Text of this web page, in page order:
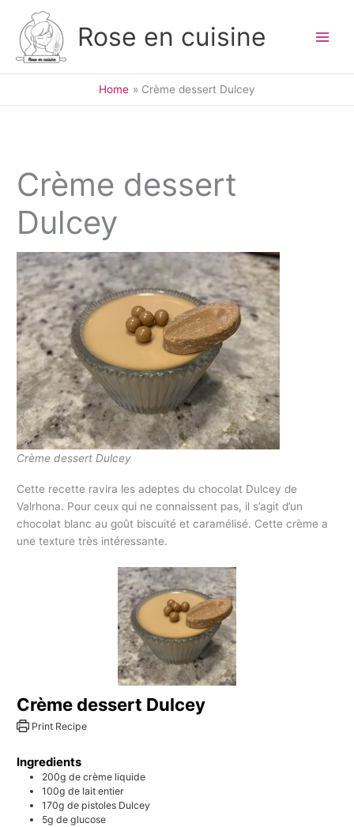
content
Rose en cuisine
Home Crème dessert Dulcey
Crème dessert
Dulcey
Crème dessert Dulcey
Cette recette ravira les adeptes du chocolat Dulcey de
Valrhona. Pour ceux qui ne connaissent pas, il s’agit d’un
chocolat blanc au goût biscuité et caramélisé. Cette crème a
une texture très intéressante.
Crème dessert Dulcey
Print Recipe
Ingredients
200g de crème liquide
100g de lait entier
170g de pistoles Dulcey
5g de glucose